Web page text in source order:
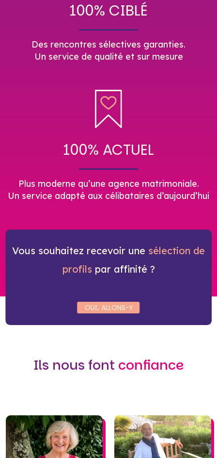
100% CIBLÉ
Des rencontres sélectives garanties.
Un service de qualité et sur mesure
100% ACTUEL
Plus moderne qu’une agence matrimoniale.
Un service adapté aux célibataires d’aujourd’hui
Vous souhaitez recevoir une sélection de
profils par affinité ?
OUI, ALLONS-Y
Ils nous font confiance